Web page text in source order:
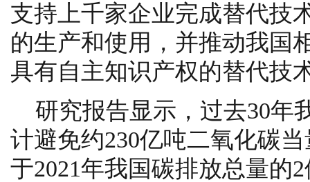
支持上千家企业完成替代技
的生产和使用，并推动我国
具有自主知识产权的替代技
研究报告显示，过去30年
计避免约230亿吨二氧化碳
于2021年我国碳排放总量的